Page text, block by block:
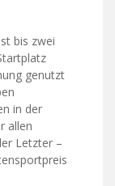
bis zwei
genutzt
in der
allen
Letzter –